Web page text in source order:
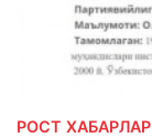
РОСТ ХАБАРЛАР